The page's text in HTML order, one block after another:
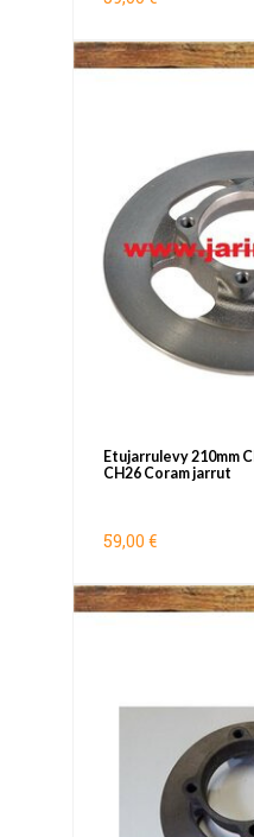
Etujarrulevy 210mm
CH26 Coram jarrut
59,00 €